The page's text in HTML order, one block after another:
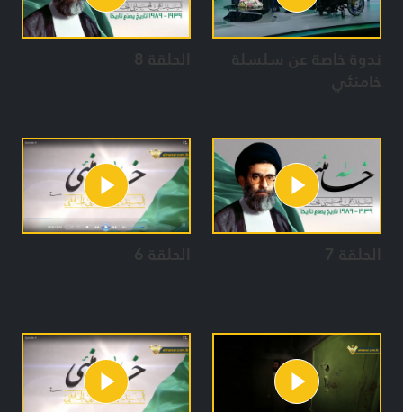
ندوة خاصة عن سلسلة
خامنئي
الحلقة 8
الحلقة 7 الحلقة 6